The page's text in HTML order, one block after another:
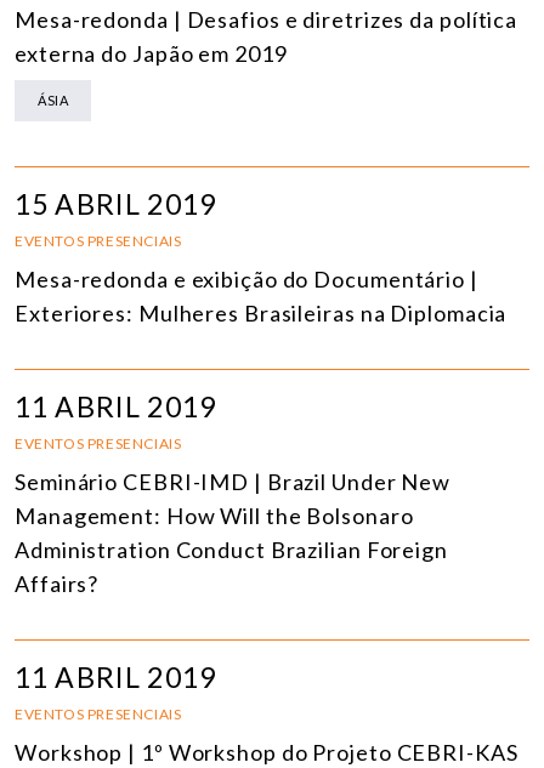
Mesa-redonda | Desafios e diretrizes da política
externa do Japão em 2019
ÁSIA
15 ABRIL 2019
EVENTOS PRESENCIAIS
Mesa-redonda e exibição do Documentário |
Exteriores: Mulheres Brasileiras na Diplomacia
11 ABRIL 2019
EVENTOS PRESENCIAIS
Seminário CEBRI-IMD | Brazil Under New
Management: How Will the Bolsonaro
Administration Conduct Brazilian Foreign
Affairs?
11 ABRIL 2019
EVENTOS PRESENCIAIS
Workshop | 1º Workshop do Projeto CEBRI-KAS